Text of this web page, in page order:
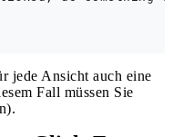
jede Ansicht auch eine
Fall müssen Sie